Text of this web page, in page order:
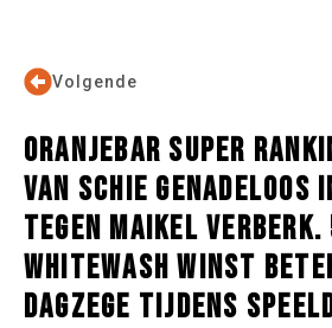
Volgende
ORANJEBAR SUPER
VAN SCHIE GENADELOOS
TEGEN MAIKEL
WHITEWASH WINST
DAGZEGE TIJDENS